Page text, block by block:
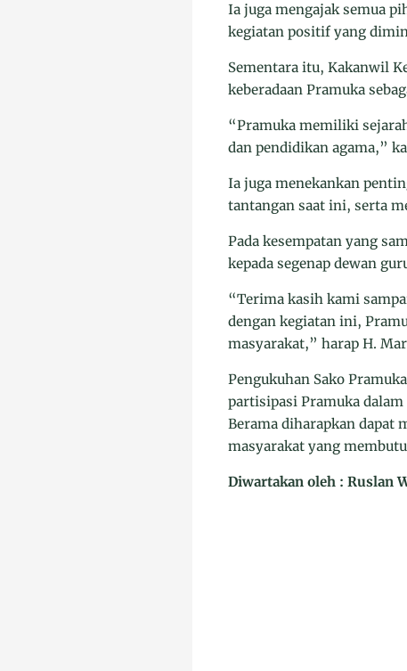
Ia juga mengajak semua
kegiatan positif yang
Sementara itu, Kakanwil
keberadaan Pramuka
“Pramuka memiliki
dan pendidikan agama,”
Ia juga menekankan
tantangan saat ini, serta
Pada kesempatan yang
kepada segenap dewan
“Terima kasih kami
dengan kegiatan ini,
masyarakat,” harap H.
Pengukuhan Sako
partisipasi Pramuka dalam
Berama diharapkan dapat
masyarakat yang
Diwartakan oleh : Ruslan